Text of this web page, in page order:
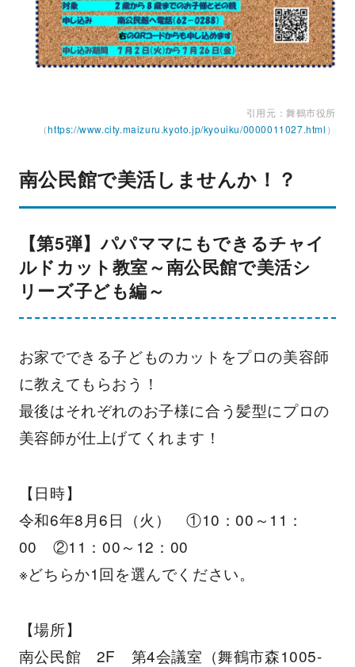
引用元：舞鶴市役所
（https://www.city.maizuru.kyoto.jp/kyouiku/0000011027.html ）
南公民館で美活しませんか！？
【第5弾】パパママにもできるチャイ
ルドカット教室～南公民館で美活シ
リーズ子ども編～
お家でできる子どものカットをプロの美容師
に教えてもらおう！
最後はそれぞれのお子様に合う髪型にプロの
美容師が仕上げてくれます！
【日時】
令和6年8月6日（火） ①10：00～11：
00 ②11：00～12：00
※どちらか1回を選んでください。
【場所】
南公民館 2F 第4会議室（舞鶴市森1005-